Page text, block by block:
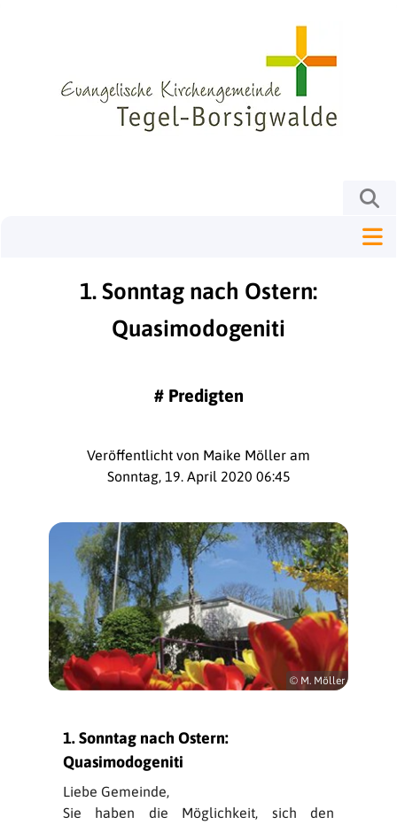
1. Sonntag nach Ostern:
Quasimodogeniti
# Predigten
Veröffentlicht von Maike Möller am
Sonntag, 19. April 2020 06:45
© M. Möller
1. Sonntag nach Ostern:
Quasimodogeniti
Liebe Gemeinde,
Sie haben die Möglichkeit, sich den